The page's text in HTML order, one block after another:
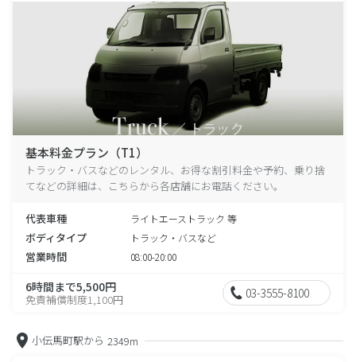
基本料金プラン（T1）
トラック・バスなどのレンタル、お得な割引料金や予約、乗り捨
てなどの詳細は、こちらから各店舗にお電話ください。
代表車種 ライトエーストラック 等
ボディタイプ トラック・バスなど
営業時間 08:00-20:00
6時間まで5,500円
免責補償制度1,100円 03-3555-8100
小伝馬町駅から 2349m